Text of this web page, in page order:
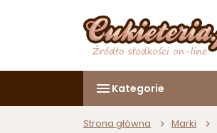
Kategorie
Strona główna Marki